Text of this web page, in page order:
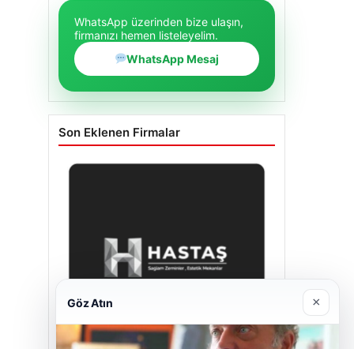
WhatsApp üzerinden bize ulaşın,
firmanızı hemen listeleyelim.
WhatsApp Mesaj
Son Eklenen Firmalar
Göz Atın ×